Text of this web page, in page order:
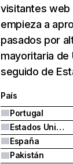
visitantes web
empieza a
pasados por
mayoritaria de
seguido de
País
Portugal
Estados Unidos
España
Pakistán